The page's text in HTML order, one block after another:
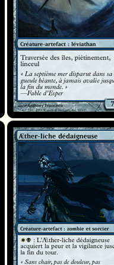
Æther-liche dédaigneuse